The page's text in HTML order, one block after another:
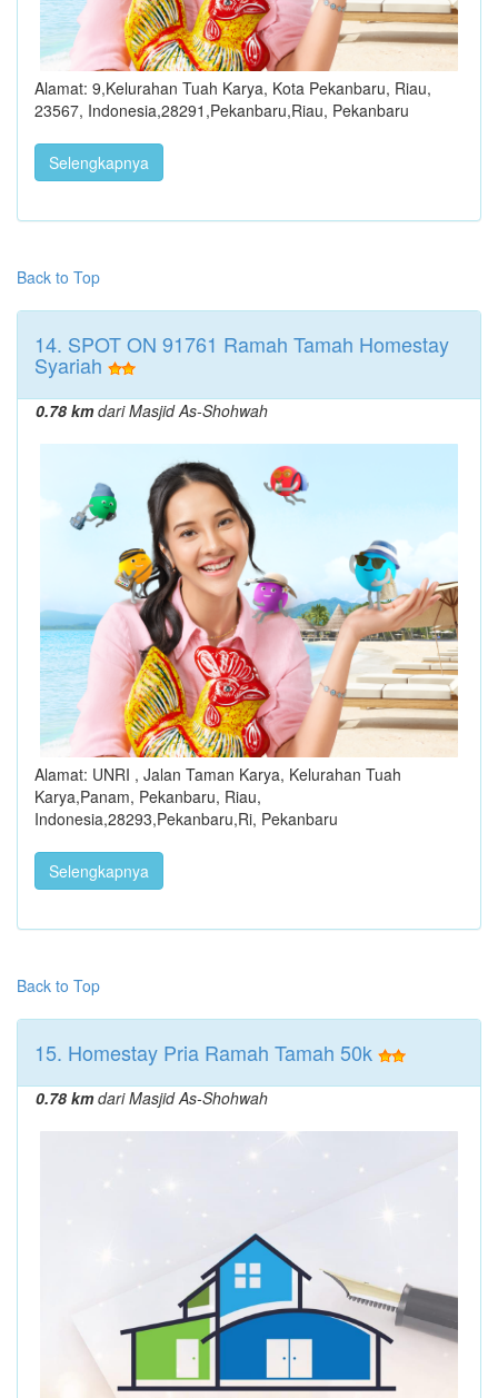
Alamat: 9,Kelurahan Tuah Karya, Kota Pekanbaru, Riau,
23567, Indonesia,28291,Pekanbaru,Riau, Pekanbaru
Selengkapnya
Back to Top
14. SPOT ON 91761 Ramah Tamah Homestay
Syariah
0.78 kmdari Masjid As-Shohwah
Alamat: UNRI , Jalan Taman Karya, Kelurahan Tuah
Karya,Panam, Pekanbaru, Riau,
Indonesia,28293,Pekanbaru,Ri, Pekanbaru
Selengkapnya
Back to Top
15. Homestay Pria Ramah Tamah 50k
0.78 kmdari Masjid As-Shohwah